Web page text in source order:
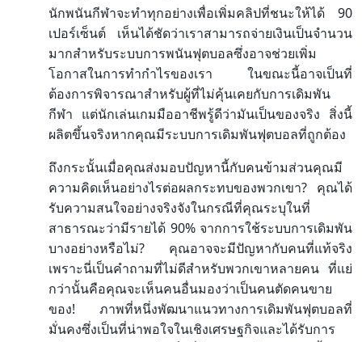
นักพนันกีฬาจะทำทุกอย่างเพื่อเพิ่มคลิปที่ชนะให้ได้ 90
เปอร์เซ็นต์
เห็นได้ชัดว่าเราสามารถจ่ายเงินเป็นจำนวน
มากสำหรับระบบการพนันฟุตบอลซึ่งอาจช่วยเพิ่ม
โอกาสในการทำกำไรของเรา
ในขณะนี้อาจเป็นที่
ต้องการพิจารณาสำหรับผู้ที่ไม่คุ้นเคยกับการเดิมพัน
กีฬา
แต่นักเล่นเกมมืออาชีพรู้ดีว่ามันเป็นของจริง
สิ่งนี้
ผลิตขึ้นจริงหากคุณมีระบบการเดิมพันฟุตบอลที่ถูกต้อง
ถึงกระนั้นเมื่อคุณส่งมอบปัญหานี้กับคนข้ามส่วนคุณมี
ความคิดเห็นอย่างไรต่อผลกระทบของพวกเขา?
คุณได้
รับความสนใจอย่างจริงจังในกรณีที่คุณระบุในที่
สาธารณะว่ามีรายได้ 90% จากการใช้ระบบการเดิมพัน
บางอย่างหรือไม่?
คุณอาจจะมีปัญหากับคนที่แท้จริง
เพราะนี่เป็นคำถามที่ไม่ดีสำหรับพวกเขาหลายคน
ที่แย่
กว่านั้นคือคุณจะเห็นคนอื่นมองว่าเป็นคนตัดคนขาย
ของ!
ภาพที่หนึ่งพัฒนาแนวทางการเดิมพันฟุตบอลที่
มั่นคงซึ่งเป็นที่น่าพอใจในเชิงเศรษฐกิจและได้รับการ